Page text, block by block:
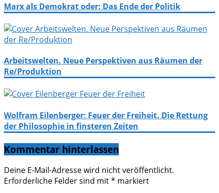
Marx als Demokrat oder: Das Ende der Politik
Arbeitswelten. Neue Perspektiven aus Räumen der
Re/Produktion
Wolfram Eilenberger: Feuer der Freiheit. Die Rettung
der Philosophie in finsteren Zeiten
Kommentar hinterlassen
Deine E-Mail-Adresse wird nicht veröffentlicht.
Erforderliche Felder sind mit* markiert